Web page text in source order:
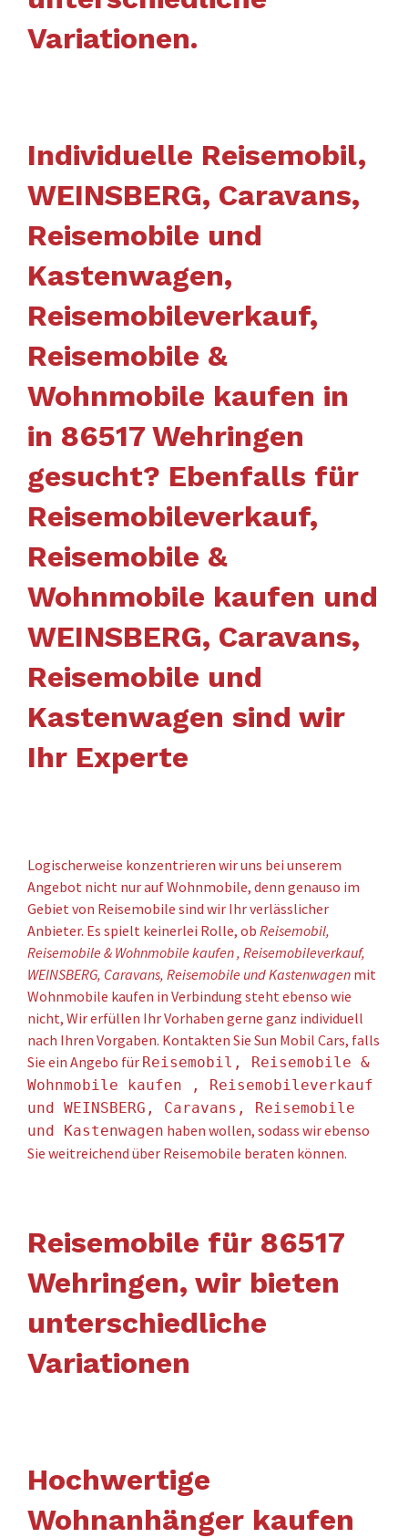
Variationen.
Individuelle Reisemobil,
WEINSBERG, Caravans,
Reisemobile und
Kastenwagen,
Reisemobileverkauf,
Reisemobile &
Wohnmobile kaufen in
in 86517 Wehringen
gesucht? Ebenfalls für
Reisemobileverkauf,
Reisemobile &
Wohnmobile kaufen und
WEINSBERG, Caravans,
Reisemobile und
Kastenwagen sind wir
Ihr Experte
Logischerweise konzentrieren wir uns bei unserem
Angebot nicht nur auf Wohnmobile, denn genauso im
Gebiet von Reisemobile sind wir Ihr verlässlicher
Anbieter. Es spielt keinerlei Rolle, ob Reisemobil,
Reisemobile & Wohnmobile kaufen , Reisemobileverkauf,
WEINSBERG, Caravans, Reisemobile und Kastenwagen mit
Wohnmobile kaufen in Verbindung steht ebenso wie
nicht, Wir erfüllen Ihr Vorhaben gerne ganz individuell
nach Ihren Vorgaben. Kontakten Sie Sun Mobil Cars, falls
Sie ein Angebo für Reisemobil, Reisemobile &
Wohnmobile kaufen , Reisemobileverkauf
und WEINSBERG, Caravans, Reisemobile
und Kastenwagen haben wollen, sodass wir ebenso
Sie weitreichend über Reisemobile beraten können.
Reisemobile für 86517
Wehringen, wir bieten
unterschiedliche
Variationen
Hochwertige
Wohnanhänger kaufen